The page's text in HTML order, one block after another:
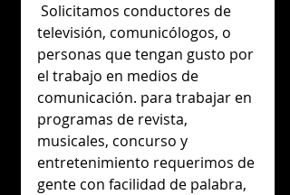
televisión, comunicólogos, o
personas que tengan gusto por
el trabajo en medios de
comunicación. para trabajar en
programas de revista,
musicales, concurso y
entretenimiento requerimos de
gente con facilidad de palabra,